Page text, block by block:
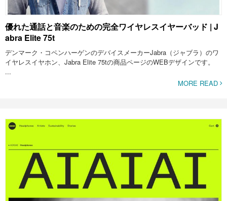
優れた通話と音楽のための完全ワイヤレスイヤーバッド | J
abra Elite 75t
デンマーク・コペンハーゲンのデバイスメーカーJabra（ジャブラ）のワ
イヤレスイヤホン、Jabra Elite 75tの商品ページのWEBデザインです。
...
MORE READ